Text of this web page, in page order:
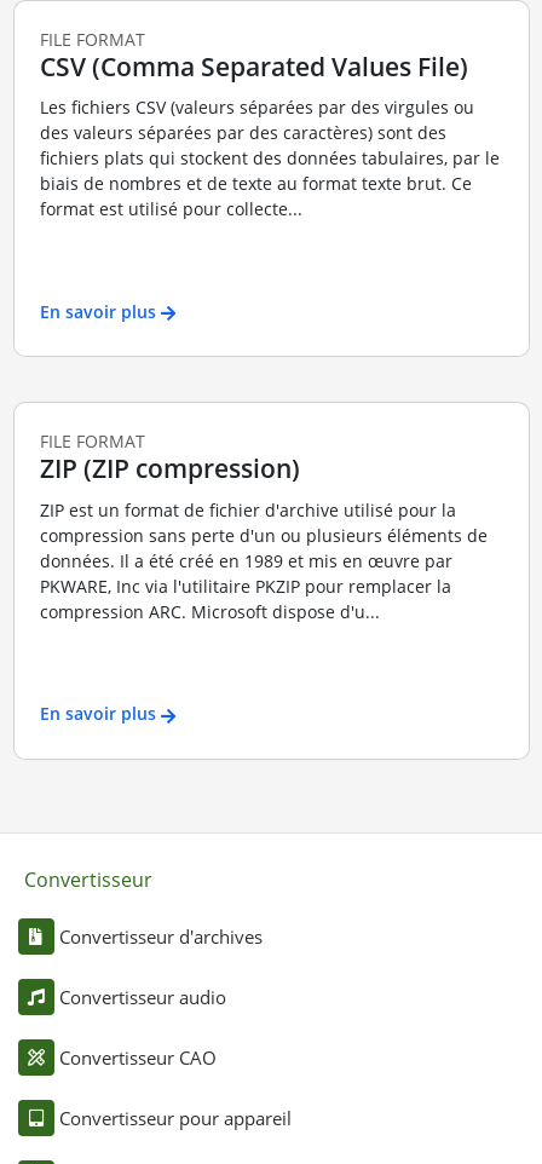
FILE FORMAT
CSV (Comma Separated Values File)
Les fichiers CSV (valeurs séparées par des virgules ou
des valeurs séparées par des caractères) sont des
fichiers plats qui stockent des données tabulaires, par le
biais de nombres et de texte au format texte brut. Ce
format est utilisé pour collecte...
En savoir plus
FILE FORMAT
ZIP (ZIP compression)
ZIP est un format de fichier d'archive utilisé pour la
compression sans perte d'un ou plusieurs éléments de
données. Il a été créé en 1989 et mis en œuvre par
PKWARE, Inc via l'utilitaire PKZIP pour remplacer la
compression ARC. Microsoft dispose d'u...
En savoir plus
Convertisseur
Convertisseur d'archives
Convertisseur audio
Convertisseur CAO
Convertisseur pour appareil